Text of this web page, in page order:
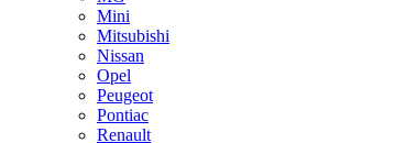
Mini
Mitsubishi
Nissan
Opel
Peugeot
Pontiac
Renault